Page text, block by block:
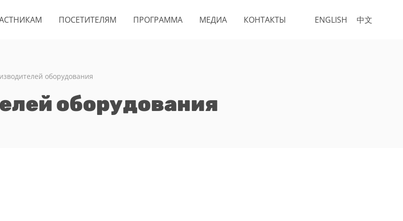
ENGLISH 中文
ПОСЕТИТЕЛЯМ ПРОГРАММА МЕДИА КОНТАКТЫ
оборудования
оборудования